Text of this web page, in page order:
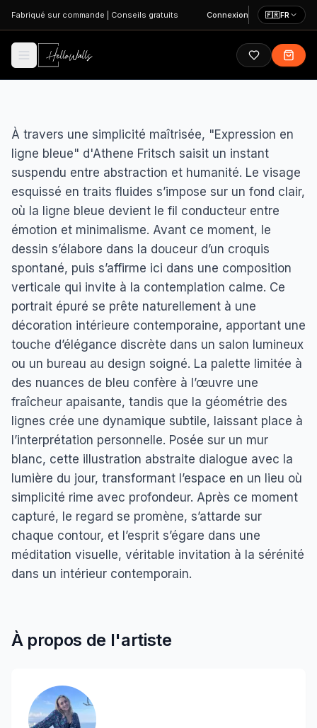
Aller au contenu principal
Fabriqué sur commande Conseils gratuits Connexion 🇫🇷FR
À travers une simplicité maîtrisée, "Expression en
ligne bleue" d'Athene Fritsch saisit un instant
suspendu entre abstraction et humanité. Le visage
esquissé en traits fluides s’impose sur un fond clair,
où la ligne bleue devient le fil conducteur entre
émotion et minimalisme. Avant ce moment, le
dessin s’élabore dans la douceur d’un croquis
spontané, puis s’affirme ici dans une composition
verticale qui invite à la contemplation calme. Ce
portrait épuré se prête naturellement à une
décoration intérieure contemporaine, apportant une
touche d’élégance discrète dans un salon lumineux
ou un bureau au design soigné. La palette limitée à
des nuances de bleu confère à l’œuvre une
fraîcheur apaisante, tandis que la géométrie des
lignes crée une dynamique subtile, laissant place à
l’interprétation personnelle. Posée sur un mur
blanc, cette illustration abstraite dialogue avec la
lumière du jour, transformant l’espace en un lieu où
simplicité rime avec profondeur. Après ce moment
capturé, le regard se promène, s’attarde sur
chaque contour, et l’esprit s’égare dans une
méditation visuelle, véritable invitation à la sérénité
dans un intérieur contemporain.
À propos de l'artiste